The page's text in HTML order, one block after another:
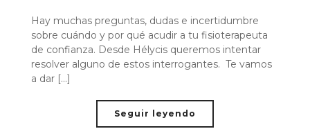
Hay muchas preguntas, dudas e incertidumbre
sobre cuándo y por qué acudir a tu fisioterapeuta
de confianza. Desde Hélycis queremos intentar
resolver alguno de estos interrogantes. Te vamos
a dar [...]
Seguir leyendo